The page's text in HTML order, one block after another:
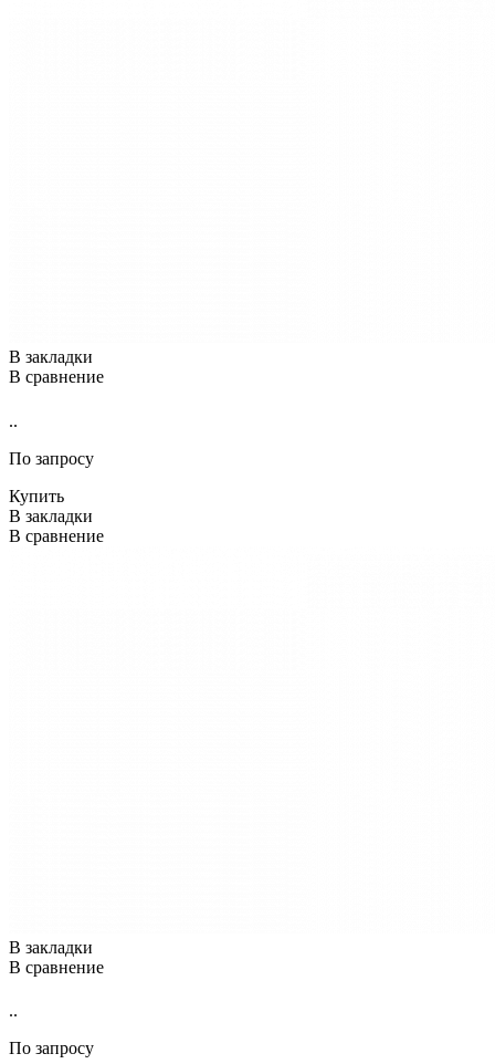
В закладки
В сравнение
..
По запросу
Купить
В закладки
В сравнение
В закладки
В сравнение
..
По запросу